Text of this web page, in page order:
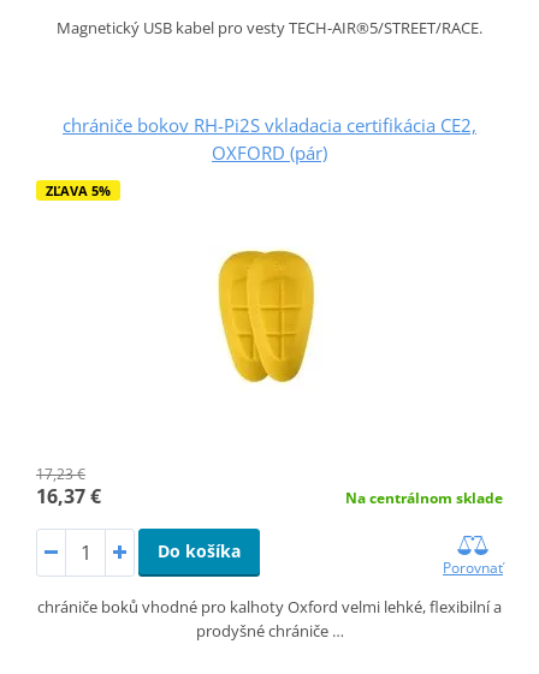
Magnetický USB kabel pro vesty TECH-AIR®5/STREET/RACE.
chrániče bokov RH-Pi2S vkladacia certifikácia CE2,
OXFORD (pár)
ZĽAVA 5%
17,23 €
16,37 € Na centrálnom sklade
Do košíka
Porovnať
chrániče boků vhodné pro kalhoty Oxford velmi lehké, flexibilní a
prodyšné chrániče …